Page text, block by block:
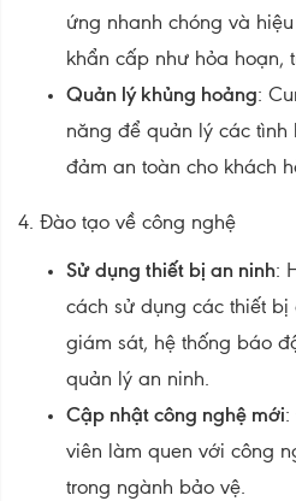
ứng nhanh chóng và
khẩn cấp như hỏa hoạn,
Quản lý khủng hoảng:
năng để quản lý các
đảm an toàn cho khách
4. Đào tạo về công nghệ
Sử dụng thiết bị an ninh:
cách sử dụng các thiết
giám sát, hệ thống báo
quản lý an ninh.
Cập nhật công nghệ mới:
viên làm quen với công
trong ngành bảo vệ.